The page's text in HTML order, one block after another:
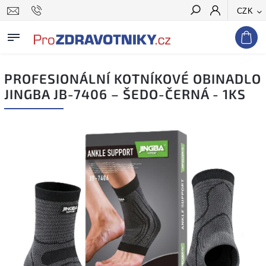
CZK
Hledat
PROFESIONÁLNÍ KOTNÍKOVÉ OBINADLO
JINGBA JB-7406 – ŠEDO-ČERNÁ - 1KS